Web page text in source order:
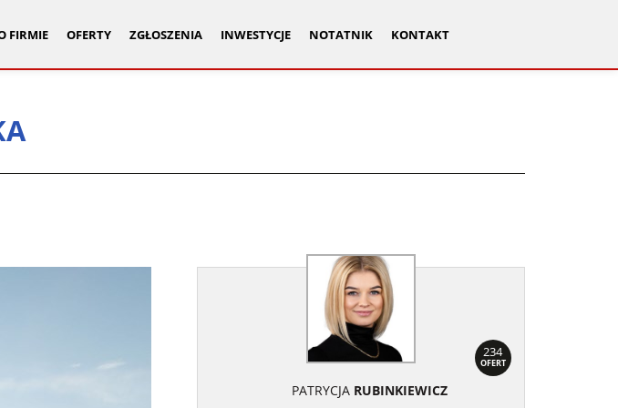
FIRMIE OFERTY ZGŁOSZENIA INWESTYCJE NOTATNIK KONTAKT
234
OFERT
PATRYCJA RUBINKIEWICZ